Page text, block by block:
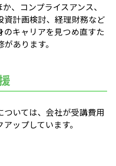
、コンプライスアンス、
計画検討、経理財務など
キャリアを見つめ直すた
あります。
いては、会社が受講費用
ップしています。